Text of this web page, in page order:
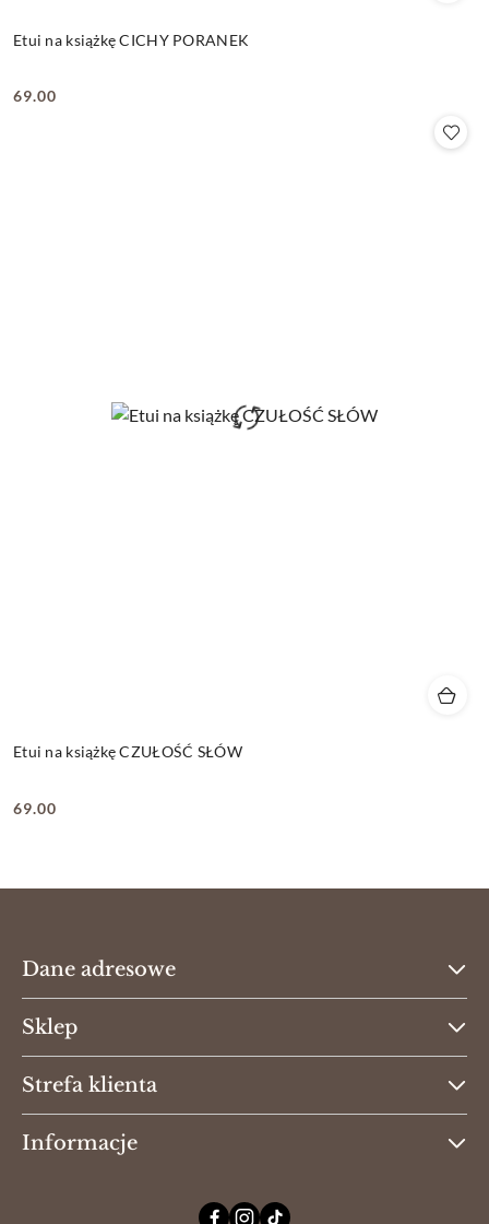
Etui na książkę CICHY PORANEK
Cena:
69.00
Etui na książkę CZUŁOŚĆ SŁÓW
Cena:
69.00
Dane adresowe
Sklep
Strefa klienta
Informacje